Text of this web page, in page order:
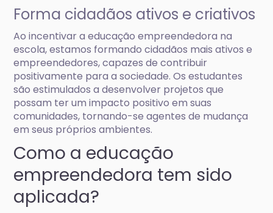
Forma cidadãos ativos e criativos
Ao incentivar a educação empreendedora na
escola, estamos formando cidadãos mais ativos e
empreendedores, capazes de contribuir
positivamente para a sociedade. Os estudantes
são estimulados a desenvolver projetos que
possam ter um impacto positivo em suas
comunidades, tornando-se agentes de mudança
em seus próprios ambientes.
Como a educação
empreendedora tem sido
aplicada?